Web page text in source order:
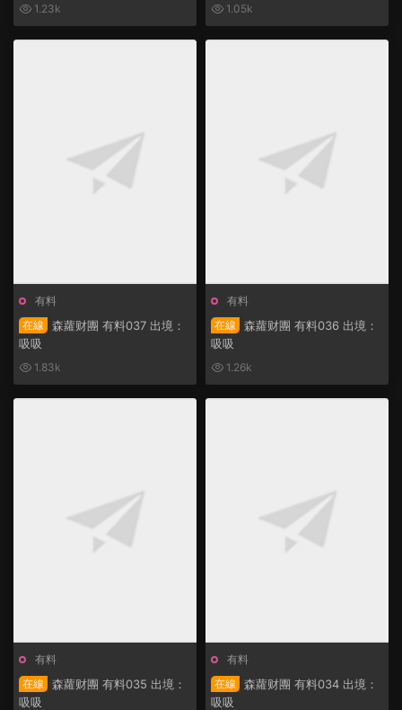
1.23k 1.05k
有料
在線
森蘿财團 有料037 出境：
吸吸
1.83k
有料
在線
森蘿财團 有料036 出境：
吸吸
1.26k
有料
在線
森蘿财團 有料035 出境：
吸吸
有料
在線
森蘿财團 有料034 出境：
吸吸